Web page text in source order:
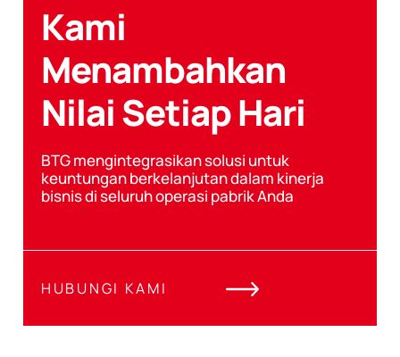
Kami
Menambahkan
Nilai Setiap Hari
BTG mengintegrasikan solusi untuk
keuntungan berkelanjutan dalam kinerja
bisnis di seluruh operasi pabrik Anda
HUBUNGI KAMI